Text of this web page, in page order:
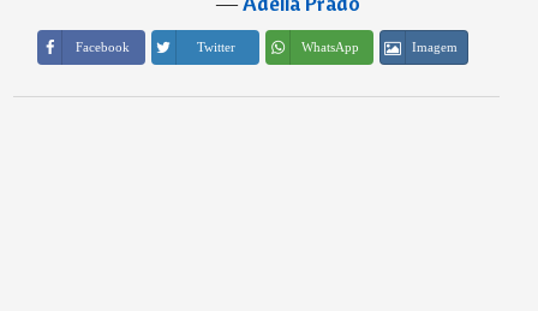
Facebook Twitter WhatsApp Imagem